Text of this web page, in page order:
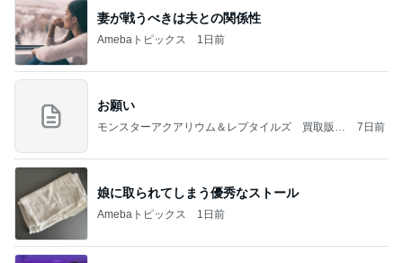
妻が戦うべきは夫との関係性
Amebaトピックス 1日前
お願い
モンスターアクアリウム＆レプタイルズ 買取販売
7日前
娘に取られてしまう優秀なストール
Amebaトピックス 1日前